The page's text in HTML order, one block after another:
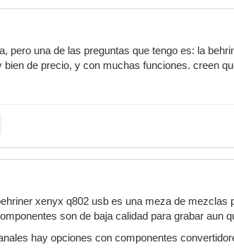
pero una de las preguntas que tengo es: la
de precio, y con muchas funciones. creen
xenyx q802 usb es una meza de
son de baja calidad para grabar aun
hay opciones con componentes